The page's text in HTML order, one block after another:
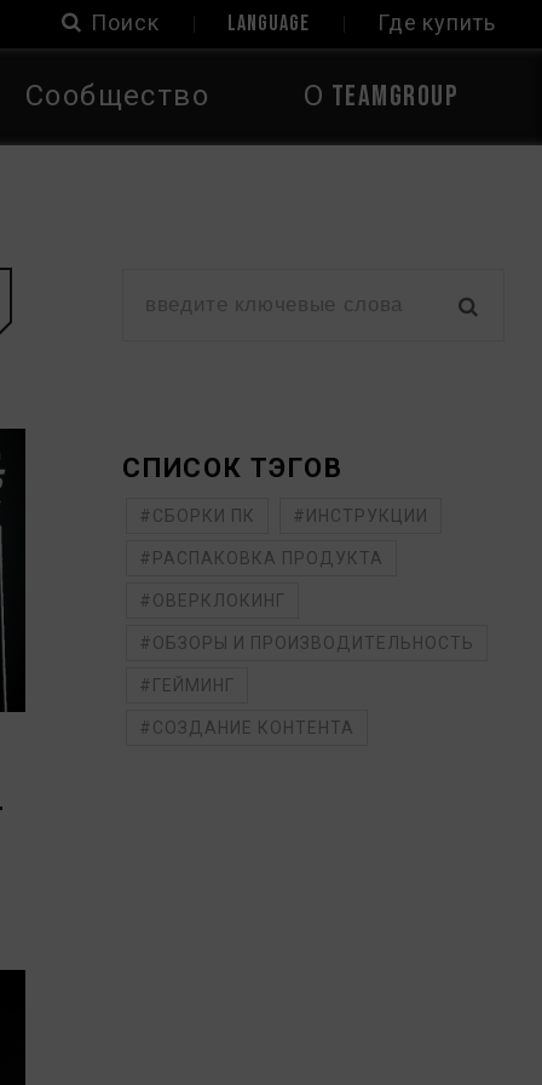
Поиск LANGUAGE Где купить
Сообщество О TEAMGROUP
СПИСОК ТЭГОВ
#СБОРКИ ПК #ИНСТРУКЦИИ
#РАСПАКОВКА ПРОДУКТА
#ОВЕРКЛОКИНГ
#ОБЗОРЫ И ПРОИЗВОДИТЕЛЬНОСТЬ
#ГЕЙМИНГ
#СОЗДАНИЕ КОНТЕНТА